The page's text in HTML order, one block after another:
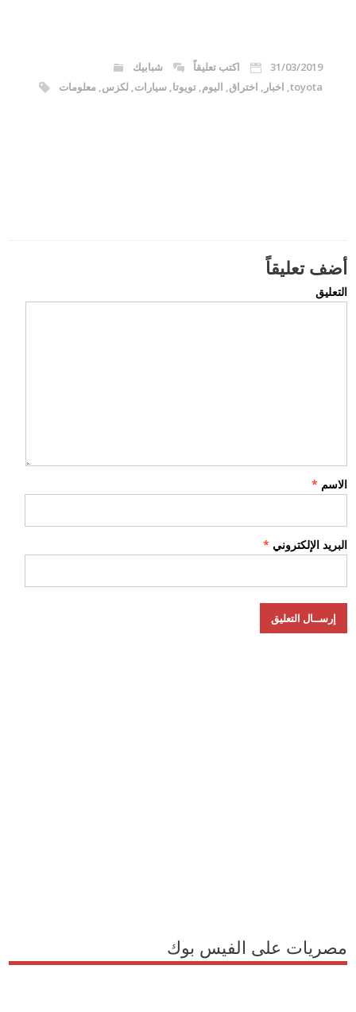
31/03/2019 اكتب تعليقاً
شبابيك
toyota
, اخبار , اختراق, اليوم,تويوتا,سيارات, لكزس,معلومات
أضف تعليقاً
التعليق
الاسم *
البريد الإلكتروني *
مصريات على الفيس بوك